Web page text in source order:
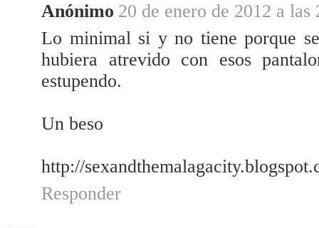
Anónimo 20 de enero de 2012 a las
Lo minimal si y no tiene porque
hubiera atrevido con esos
estupendo.
Un beso
http://
Responder